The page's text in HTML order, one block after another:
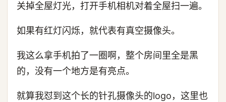
关掉全屋灯光，打开手机相机对着全屋扫一遍。
如果有红灯闪烁，就代表有真空摄像头。
我这么拿手机拍了一圈啊，整个房间里全是黑
的，没有一个地方是有亮点。
就算我怼到这个长的针孔摄像头的logo，这里也